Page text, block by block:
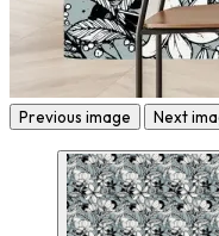
Previous image Next